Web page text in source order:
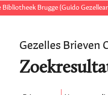
Bibliotheek Brugge (Guido
Gezelles Brieven